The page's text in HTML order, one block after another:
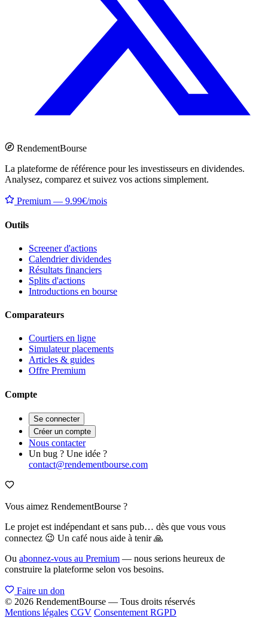
RendementBourse
La plateforme de référence pour les investisseurs en dividendes.
Analysez, comparez et suivez vos actions simplement.
Premium — 9.99€/mois
Outils
Screener d'actions
Calendrier dividendes
Résultats financiers
Splits d'actions
Introductions en bourse
Comparateurs
Courtiers en ligne
Simulateur placements
Articles & guides
Offre Premium
Compte
Se connecter
Créer un compte
Nous contacter
Un bug ? Une idée ?
contact@rendementbourse.com
Vous aimez RendementBourse ?
Le projet est indépendant et sans pub… dès que vous vous
connectez 😉 Un café nous aide à tenir 🙏
Ou abonnez-vous au Premium — nous serions heureux de
construire la plateforme selon vos besoins.
Faire un don
© 2026 RendementBourse — Tous droits réservés
Mentions légales CGV Consentement RGPD